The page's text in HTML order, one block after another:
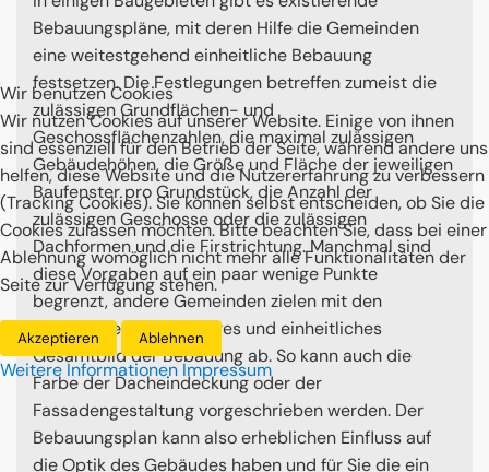
Bebauungspläne, mit deren Hilfe die Gemeinden
eine weitestgehend einheitliche Bebauung
festsetzen. Die Festlegungen betreffen zumeist die
zulässigen Grundflächen- und
Geschossflächenzahlen, die maximal zulässigen
Gebäudehöhen, die Größe und Fläche der jeweiligen
Baufenster pro Grundstück, die Anzahl der
zulässigen Geschosse oder die zulässigen
Dachformen und die Firstrichtung. Manchmal sind
diese Vorgaben auf ein paar wenige Punkte
begrenzt, andere Gemeinden zielen mit den
Vorschriften auf ein klares und einheitliches
Gesamtbild der Bebauung ab. So kann auch die
Farbe der Dacheindeckung oder der
Fassadengestaltung vorgeschrieben werden. Der
Bebauungsplan kann also erheblichen Einfluss auf
die Optik des Gebäudes haben und für Sie die ein
Wir benutzen Cookies
Wir nutzen Cookies auf unserer Website. Einige von ihnen
sind essenziell für den Betrieb der Seite, während andere uns
helfen, diese Website und die Nutzererfahrung zu verbessern
(Tracking Cookies). Sie können selbst entscheiden, ob Sie die
Cookies zulassen möchten. Bitte beachten Sie, dass bei einer
Ablehnung womöglich nicht mehr alle Funktionalitäten der
Seite zur Verfügung stehen.
Akzeptieren Ablehnen
Weitere Informationen Impressum